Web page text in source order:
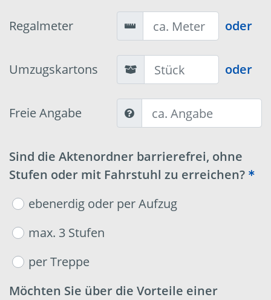
Regalmeter oder
Umzugskartons oder
Freie Angabe
Sind die Aktenordner barrierefrei, ohne
Stufen oder mit Fahrstuhl zu erreichen?
ebenerdig oder per Aufzug
max. 3 Stufen
per Treppe
Möchten Sie über die Vorteile einer